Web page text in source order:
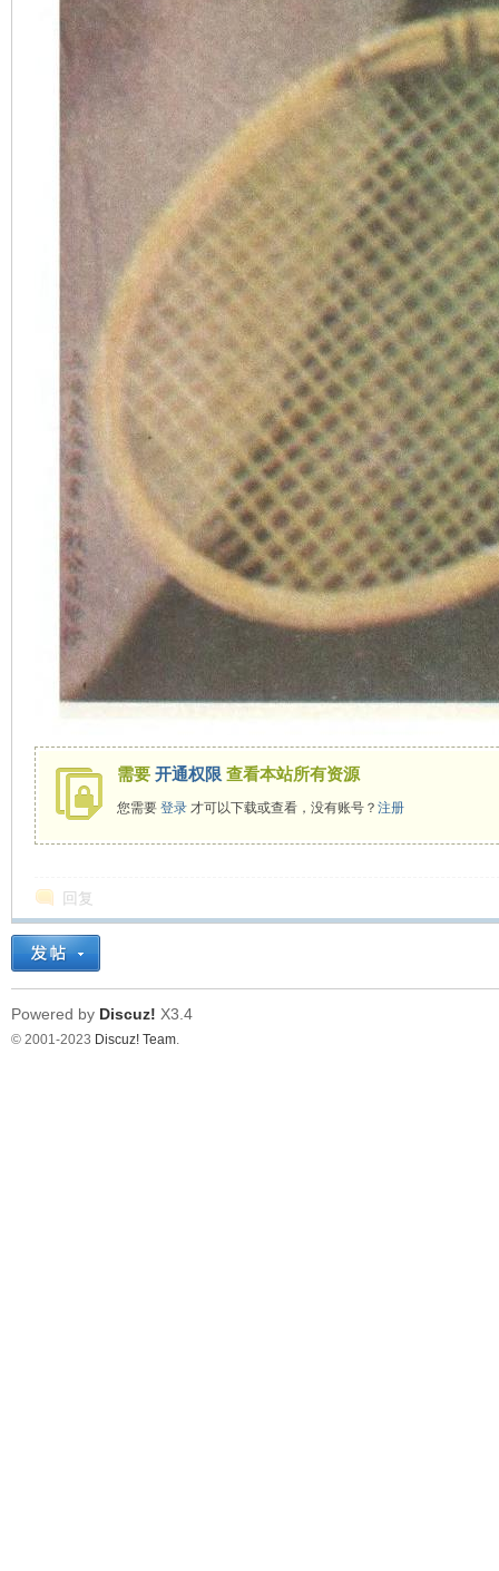
需要 开通权限 查看本站所有资源
您需要 登录才可以下载或查看，没有账号？ 注册
回复
Powered by Discuz! X3.4
© 2001-2023 Discuz! Team.